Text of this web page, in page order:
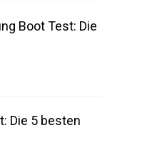
Boot Test: Die
Die 5 besten